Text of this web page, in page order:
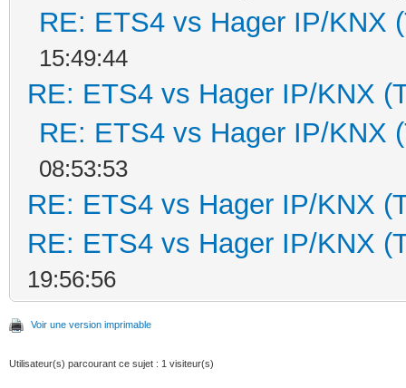
RE: ETS4 vs Hager IP/KNX
15:49:44
RE: ETS4 vs Hager IP/KNX
RE: ETS4 vs Hager IP/KNX
08:53:53
RE: ETS4 vs Hager IP/KNX
RE: ETS4 vs Hager IP/KNX
19:56:56
Voir une version imprimable
Utilisateur(s) parcourant ce sujet : 1 visiteur(s)